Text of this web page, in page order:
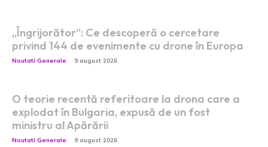
„Îngrijorător”: Ce descoperă o cercetare
privind 144 de evenimente cu drone în Europa
Noutati Generale 9 august 2026
O teorie recentă referitoare la drona care a
explodat în Bulgaria, expusă de un fost
ministru al Apărării
Noutati Generale 9 august 2026